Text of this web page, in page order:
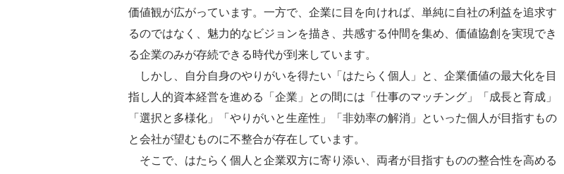
価値観が広がっています。一方で、企業に目を向ければ、単純に自社の利益を追求す
るのではなく、魅力的なビジョンを描き、共感する仲間を集め、価値協創を実現でき
る企業のみが存続できる時代が到来しています。
しかし、自分自身のやりがいを得たい「はたらく個人」と、企業価値の最大化を目
指し人的資本経営を進める「企業」との間には「仕事のマッチング」「成長と育成」
「選択と多様化」「やりがいと生産性」「非効率の解消」といった個人が目指すもの
と会社が望むものに不整合が存在しています。
そこで、はたらく個人と企業双方に寄り添い、両者が目指すものの整合性を高める